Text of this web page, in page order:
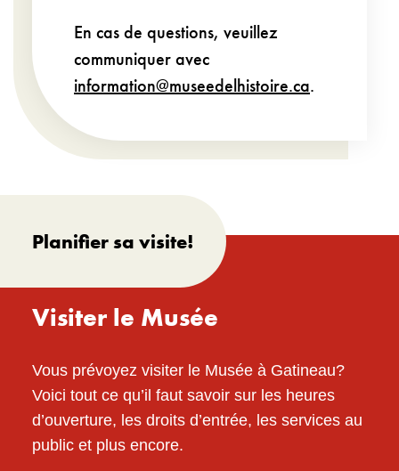
En cas de questions, veuillez
communiquer avec
information@museedelhistoire.ca.
Planifier sa visite!
Visiter le Musée
Vous prévoyez visiter le Musée à Gatineau?
Voici tout ce qu’il faut savoir sur les heures
d’ouverture, les droits d’entrée, les services au
public et plus encore.